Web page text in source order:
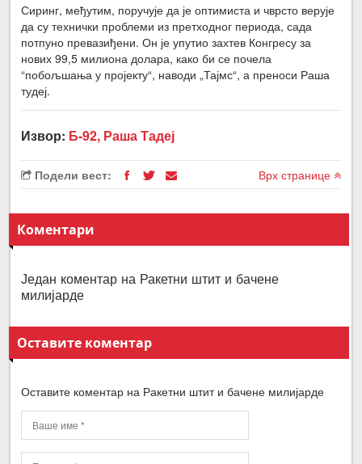
Сиринг, међутим, поручује да је оптимиста и чврсто верује
да су технички проблеми из претходног периода, сада
потпуно превазиђени. Он је упутио захтев Конгресу за
нових 99,5 милиона долара, како би се почела
“побољшања у пројекту“, наводи „Тајмс“, а преноси Раша
тудеј.
Извор: Б-92, Раша Тадеј
Подели вест: Врх странице
Коментари
Један коментар на Ракетни штит и бачене
милијарде
Оставите коментар
Оставите коментар на Ракетни штит и бачене милијарде